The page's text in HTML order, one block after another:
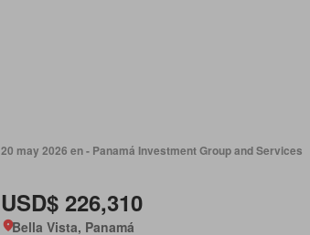
20 may 2026 en - Panamá Investment Group and Services
USD$ 226,310
Bella Vista, Panamá